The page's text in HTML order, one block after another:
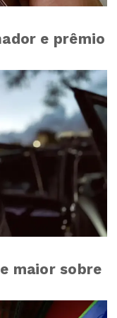
e prêmio
maior sobre